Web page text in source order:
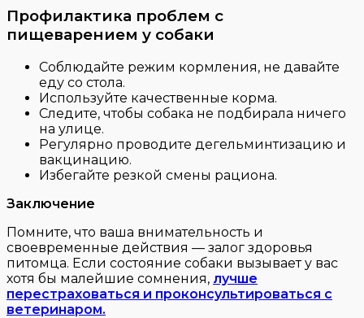
Профилактика проблем с
пищеварением у собаки
Соблюдайте режим кормления, не давайте
еду со стола.
Используйте качественные корма.
Следите, чтобы собака не подбирала ничего
на улице.
Регулярно проводите дегельминтизацию и
вакцинацию.
Избегайте резкой смены рациона.
Заключение
Помните, что ваша внимательность и
своевременные действия — залог здоровья
питомца. Если состояние собаки вызывает у вас
хотя бы малейшие сомнения, лучше
перестраховаться и проконсультироваться с
ветеринаром.